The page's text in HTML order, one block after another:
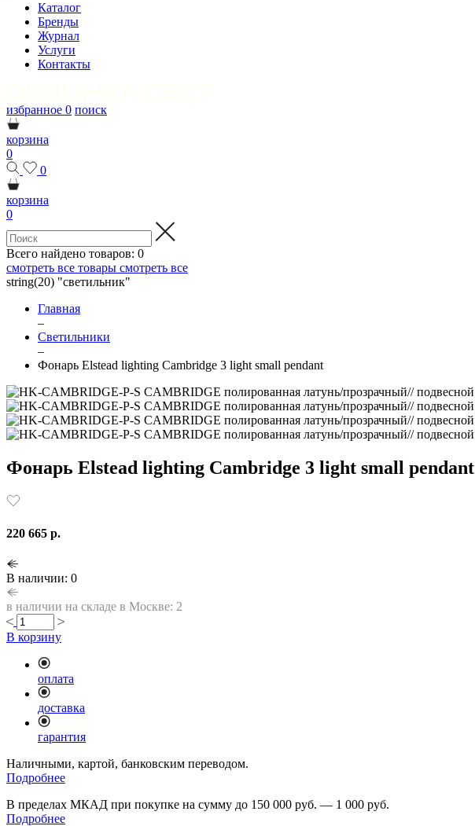
Каталог
Бренды
Журнал
Услуги
Контакты
избранное 0 поиск
корзина
0
0
корзина
0
Всего найдено товаров: 0
смотреть все товары смотреть все
string(20) "светильник"
Главная
–
Светильники
–
Фонарь Elstead lighting Cambridge 3 light small pendant
Фонарь Elstead lighting Cambridge 3 light small pendant
220 665 р.
В наличии: 0
в наличии на складе в Москве: 2
В корзину
оплата
доставка
гарантия
Наличными, картой, банковским переводом.
Подробнее
В пределах МКАД при покупке на сумму до 150 000 руб. — 1 000 руб.
Подробнее